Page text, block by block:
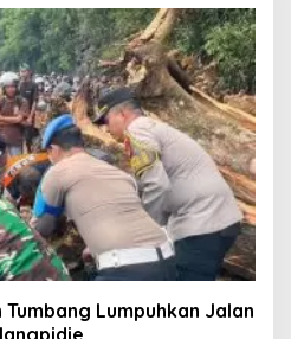
Lumpuhkan Jalan